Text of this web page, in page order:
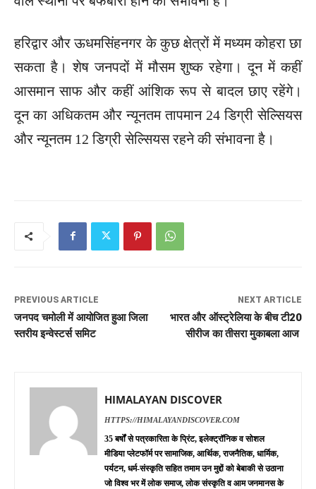
हरिद्वार और ऊधमसिंहनगर के कुछ क्षेत्रों में मध्यम कोहरा छा
सकता है। शेष जनपदों में मौसम शुष्क रहेगा। दून में कहीं
आसमान साफ और कहीं आंशिक रूप से बादल छाए रहेंगे।
दून का अधिकतम और न्यूनतम तापमान 24 डिग्री सेल्सियस
और न्यूनतम 12 डिग्री सेल्सियस रहने की संभावना है।
PREVIOUS ARTICLE
जनपद चमोली में आयोजित हुआ जिला
स्तरीय इन्वेस्टर्स समिट
NEXT ARTICLE
भारत और ऑस्‍ट्रेलिया के बीच टी20
सीरीज का तीसरा मुकाबला आज
HIMALAYAN DISCOVER
HTTPS://HIMALAYANDISCOVER.COM
35 बर्षों से पत्रकारिता के प्रिंट, इलेक्ट्रॉनिक व सोशल
मीडिया प्लेटफॉर्म पर सामाजिक, आर्थिक, राजनैतिक, धार्मिक,
पर्यटन, धर्म-संस्कृति सहित तमाम उन मुद्दों को बेबाकी से उठाना
जो विश्व भर में लोक समाज, लोक संस्कृति व आम जनमानस के